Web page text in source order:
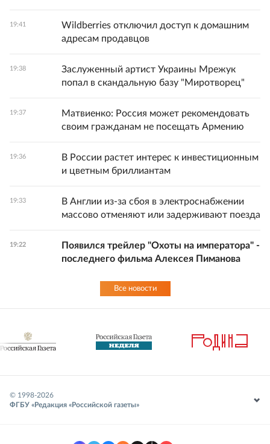
19:41
Wildberries отключил доступ к домашним
адресам продавцов
19:38
Заслуженный артист Украины Мрежук
попал в скандальную базу "Миротворец"
19:37
Матвиенко: Россия может рекомендовать
своим гражданам не посещать Армению
19:36
В России растет интерес к инвестиционным
и цветным бриллиантам
19:33
В Англии из-за сбоя в электроснабжении
массово отменяют или задерживают поезда
19:22
Появился трейлер "Охоты на императора" -
последнего фильма Алексея Пиманова
Все новости
© 1998-2026
ФГБУ «Редакция «Российской газеты»